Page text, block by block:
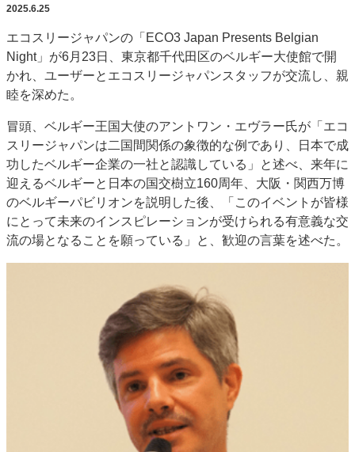
新商品
市場・統計
人事・移転・異動・訃報
特集記事カテゴリー一覧
特集・デジタル印刷 アイデアで勝負！ ～多様なビジネス・多彩な商材～
JAPAN PACK 2023 特集
中古印刷機・製本機特集
2022 検査・校正特集
特集・デジタル印刷 ～ 新成長軌道を描く
案内
発刊案内
JFPI印刷用語集 印刷機材年鑑
運営
購読・購入申し込み
2025.6.25
エコスリージャパンの「ECO3 Japan Presents Belgian
Night」が6月23日、東京都千代田区のベルギー大使館で開
かれ、ユーザーとエコスリージャパンスタッフが交流し、親
睦を深めた。
冒頭、ベルギー王国大使のアントワン・エヴラー氏が「エコ
スリージャパンは二国間関係の象徴的な例であり、日本で成
功したベルギー企業の一社と認識している」と述べ、来年に
迎えるベルギーと日本の国交樹立160周年、大阪・関西万博
のベルギーパビリオンを説明した後、「このイベントが皆様
にとって未来のインスピレーションが受けられる有意義な交
流の場となることを願っている」と、歓迎の言葉を述べた。